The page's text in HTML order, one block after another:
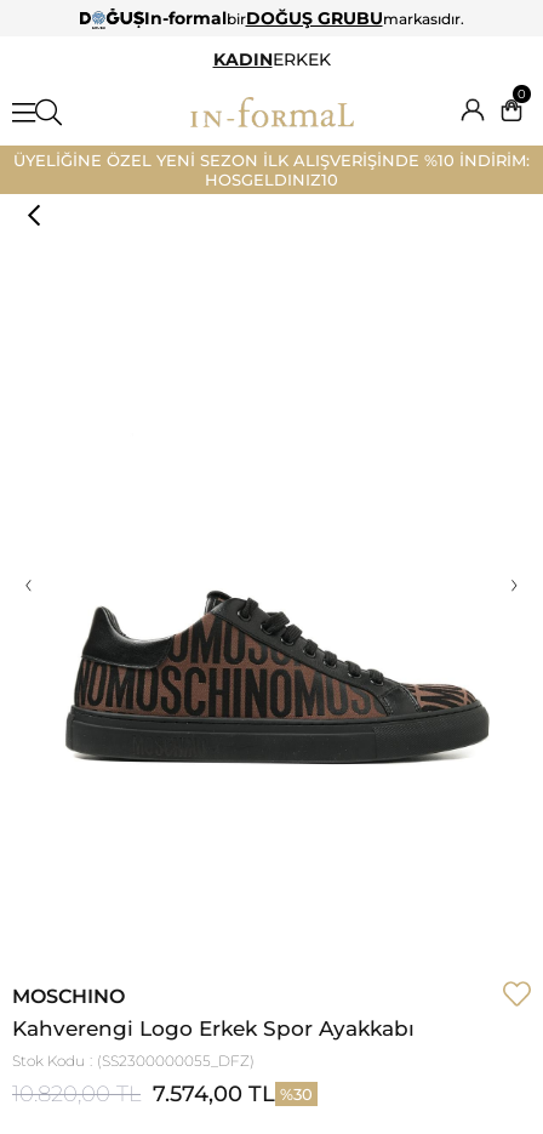
In-formalbirDOĞUŞ GRUBUmarkasıdır.
KADINERKEK
0
ÜYELİĞİNE ÖZEL YENİ SEZON İLK ALIŞVERİŞİNDE %10 İNDİRİM:
HOSGELDINIZ10
‹ ›
MOSCHINO
Kahverengi Logo Erkek Spor Ayakkabı
Stok Kodu (SS2300000055_DFZ)
10.820,00 TL 7.574,00 TL 30